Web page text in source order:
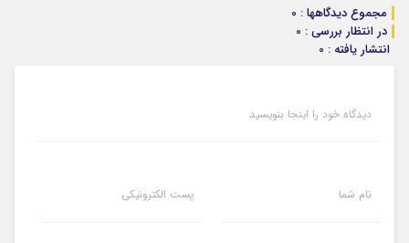
مجموع دیدگاهها : 0
در انتظار بررسی : 0
انتشار یافته : 0
دیدگاه خود را اینجا بنویسید
نام شما پست الکترونیکی